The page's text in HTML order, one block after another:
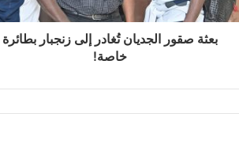
بعثة صقور الجديان تُغادر إلى زنجبار بطائرة
خاصة!